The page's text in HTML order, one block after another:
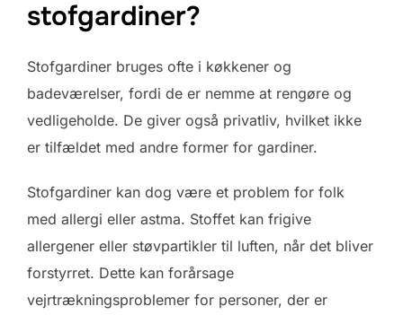
stofgardiner?
Stofgardiner bruges ofte i køkkener og
badeværelser, fordi de er nemme at rengøre og
vedligeholde. De giver også privatliv, hvilket ikke
er tilfældet med andre former for gardiner.
Stofgardiner kan dog være et problem for folk
med allergi eller astma. Stoffet kan frigive
allergener eller støvpartikler til luften, når det bliver
forstyrret. Dette kan forårsage
vejrtrækningsproblemer for personer, der er